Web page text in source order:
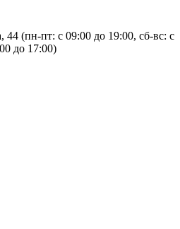
44 (пн-пт: с 09:00 до 19:00, сб-вс: с
до 17:00)